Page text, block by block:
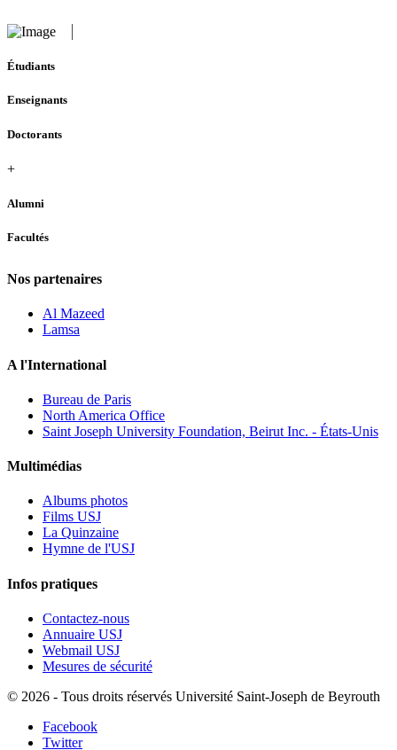
Étudiants
Enseignants
Doctorants
+
Alumni
Facultés
Nos partenaires
Al Mazeed
Lamsa
A l'International
Bureau de Paris
North America Office
Saint Joseph University Foundation, Beirut Inc. - États-Unis
Multimédias
Albums photos
Films USJ
La Quinzaine
Hymne de l'USJ
Infos pratiques
Contactez-nous
Annuaire USJ
Webmail USJ
Mesures de sécurité
© 2026 - Tous droits réservés Université Saint-Joseph de Beyrouth
Facebook
Twitter